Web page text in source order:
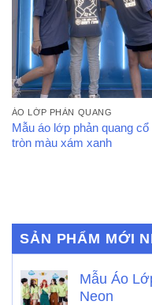
ÁO LỚP PHẢN QUANG
Mẫu áo lớp phản quang cổ
tròn màu xám xanh
SẢN PHẨM MỚI
Mẫu Áo
Neon